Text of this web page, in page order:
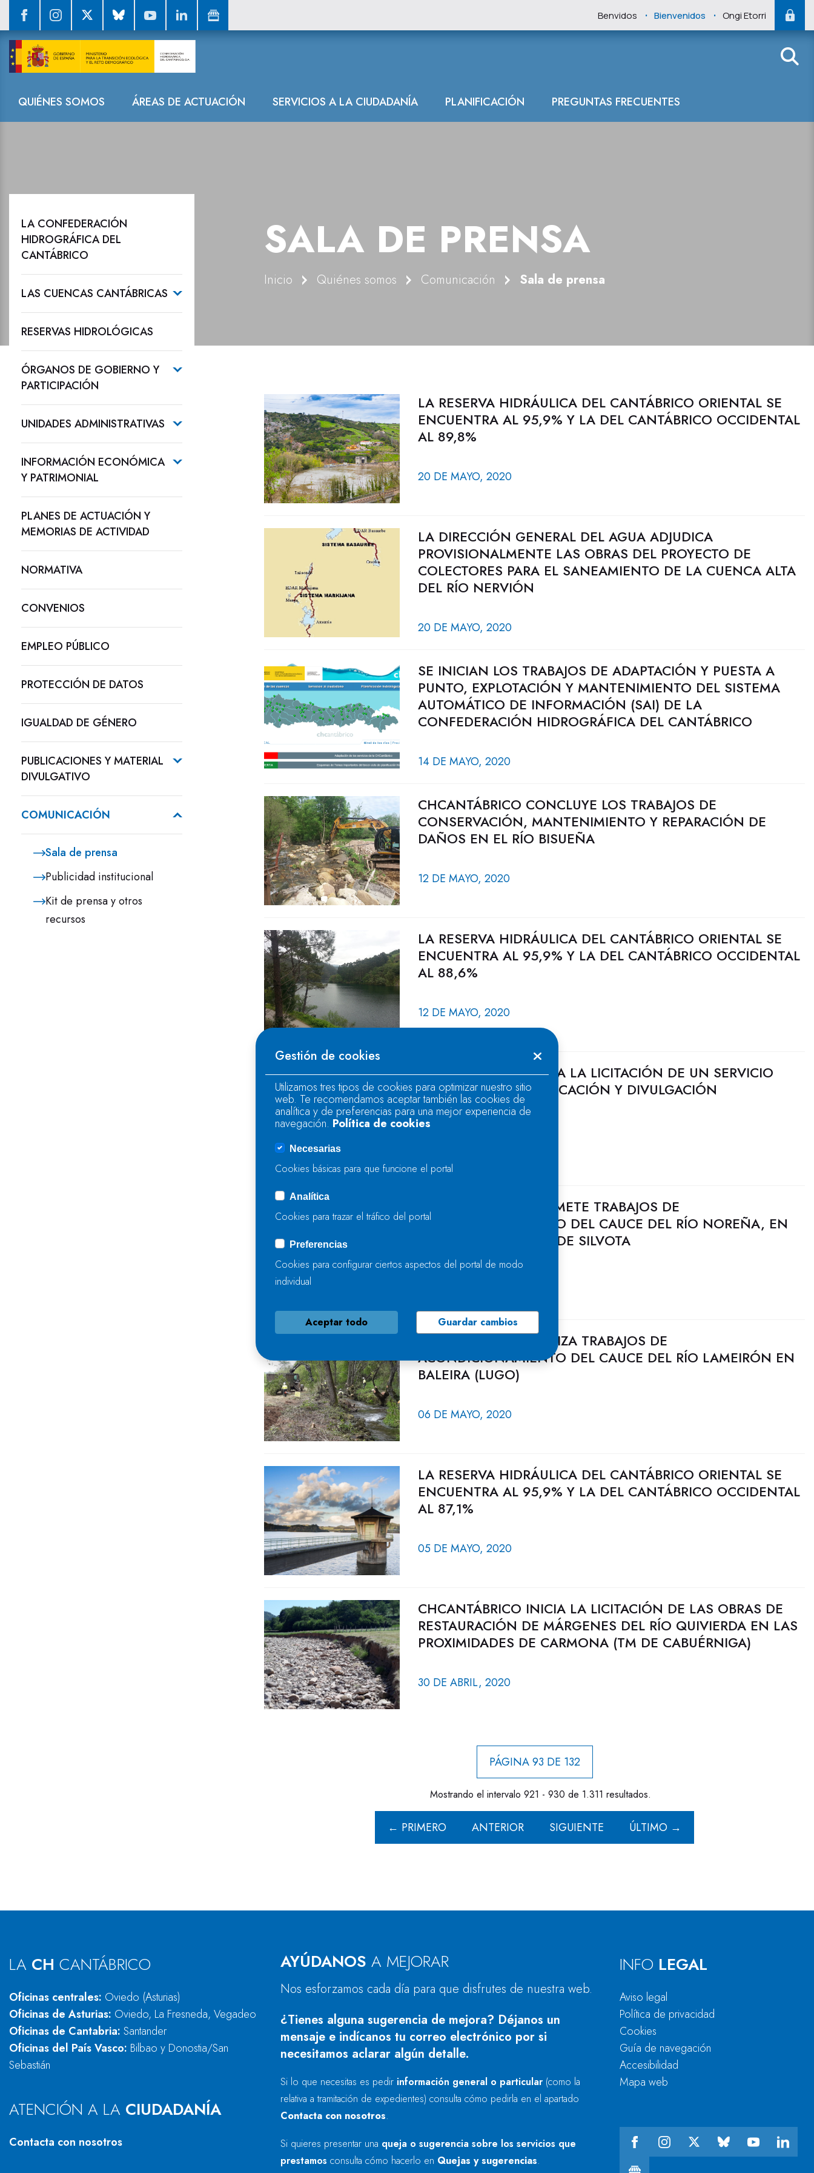
Benvidos . Bienvenidos . Ongi Etorri
Navegación
QUIÉNES SOMOS ÁREAS DE ACTUACIÓN SERVICIOS A LA CIUDADANÍA PLANIFICACIÓN PREGUNTAS FRECUENTES
Sala de prensa
SALA DE PRENSA
Inicio Quiénes somos Comunicación Sala de prensa
LA CONFEDERACIÓN
HIDROGRÁFICA DEL
CANTÁBRICO
LAS CUENCAS CANTÁBRICAS
RESERVAS HIDROLÓGICAS
ÓRGANOS DE GOBIERNO Y
PARTICIPACIÓN
UNIDADES ADMINISTRATIVAS
INFORMACIÓN ECONÓMICA
Y PATRIMONIAL
PLANES DE ACTUACIÓN Y
MEMORIAS DE ACTIVIDAD
NORMATIVA
CONVENIOS
EMPLEO PÚBLICO
PROTECCIÓN DE DATOS
IGUALDAD DE GÉNERO
PUBLICACIONES Y MATERIAL
DIVULGATIVO
COMUNICACIÓN
Sala de prensa
Publicidad institucional
Kit de prensa y otros
recursos
LA RESERVA HIDRÁULICA DEL CANTÁBRICO ORIENTAL SE
ENCUENTRA AL 95,9% Y LA DEL CANTÁBRICO OCCIDENTAL
AL 89,8%
20 DE MAYO, 2020
LA DIRECCIÓN GENERAL DEL AGUA ADJUDICA
PROVISIONALMENTE LAS OBRAS DEL PROYECTO DE
COLECTORES PARA EL SANEAMIENTO DE LA CUENCA ALTA
DEL RÍO NERVIÓN
20 DE MAYO, 2020
SE INICIAN LOS TRABAJOS DE ADAPTACIÓN Y PUESTA A
PUNTO, EXPLOTACIÓN Y MANTENIMIENTO DEL SISTEMA
AUTOMÁTICO DE INFORMACIÓN (SAI) DE LA
CONFEDERACIÓN HIDROGRÁFICA DEL CANTÁBRICO
14 DE MAYO, 2020
CHCANTÁBRICO CONCLUYE LOS TRABAJOS DE
CONSERVACIÓN, MANTENIMIENTO Y REPARACIÓN DE
DAÑOS EN EL RÍO BISUEÑA
12 DE MAYO, 2020
LA RESERVA HIDRÁULICA DEL CANTÁBRICO ORIENTAL SE
ENCUENTRA AL 95,9% Y LA DEL CANTÁBRICO OCCIDENTAL
AL 88,6%
12 DE MAYO, 2020
CHCANTÁBRICO INICIA LA LICITACIÓN DE UN SERVICIO
TÉCNICO DE COMUNICACIÓN Y DIVULGACIÓN
11 DE MAYO, 2020
CHCANTÁBRICO ACOMETE TRABAJOS DE
ACONDICIONAMIENTO DEL CAUCE DEL RÍO NOREÑA, EN
LAS INMEDIACIONES DE SILVOTA
CHCANTÁBRICO REALIZA TRABAJOS DE
ACONDICIONAMIENTO DEL CAUCE DEL RÍO LAMEIRÓN EN
BALEIRA (LUGO)
06 DE MAYO, 2020
LA RESERVA HIDRÁULICA DEL CANTÁBRICO ORIENTAL SE
ENCUENTRA AL 95,9% Y LA DEL CANTÁBRICO OCCIDENTAL
AL 87,1%
05 DE MAYO, 2020
CHCANTÁBRICO INICIA LA LICITACIÓN DE LAS OBRAS DE
RESTAURACIÓN DE MÁRGENES DEL RÍO QUIVIERDA EN LAS
PROXIMIDADES DE CARMONA (TM DE CABUÉRNIGA)
30 DE ABRIL, 2020
PÁGINA 93 DE 132
Mostrando el intervalo 921 - 930 de 1.311 resultados.
← PRIMERO ANTERIOR SIGUIENTE ÚLTIMO →
LA CH CANTÁBRICO
Oficinas centrales: Oviedo (Asturias)
Oficinas de Asturias: Oviedo, La Fresneda, Vegadeo
Oficinas de Cantabria: Santander
Oficinas del País Vasco: Bilbao y Donostia/San
Sebastián
ATENCIÓN A LA CIUDADANÍA
Contacta con nosotros
AYÚDANOS A MEJORAR
Nos esforzamos cada día para que disfrutes de nuestra web.
¿Tienes alguna sugerencia de mejora? Déjanos un
mensaje e indícanos tu correo electrónico por si
necesitamos aclarar algún detalle.
Si lo que necesitas es pedir información general o particular (como la
relativa a tramitación de expedientes) consulta cómo pedirla en el apartado
Contacta con nosotros.
Si quieres presentar una queja o sugerencia sobre los servicios que
prestamos consulta cómo hacerlo en Quejas y sugerencias.
INFO LEGAL
Aviso legal
Política de privacidad
Cookies
Guía de navegación
Accesibilidad
Mapa web
Gestión de cookies
Utilizamos tres tipos de cookies para optimizar nuestro sitio
web. Te recomendamos aceptar también las cookies de
analítica y de preferencias para una mejor experiencia de
navegación. Política de cookies
Necesarias
Cookies básicas para que funcione el portal
Analítica
Cookies para trazar el tráfico del portal
Preferencias
Cookies para configurar ciertos aspectos del portal de modo
individual
Aceptar todo Guardar cambios